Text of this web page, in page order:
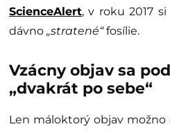
ScienceAlert, v roku 2017
dávno „stratené“fosílie.
Vzácny objav sa
„dvakrát po sebe“
Len máloktorý objav možno